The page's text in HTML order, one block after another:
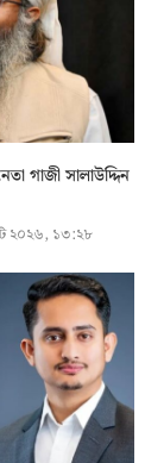
গাজী সালাউদ্দিন
২০২৬, ১৩:২৮